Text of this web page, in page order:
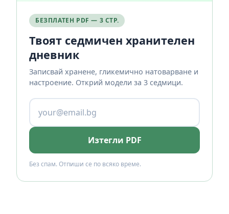
БЕЗПЛАТЕН PDF — 3 СТР.
Твоят седмичен хранителен
дневник
Записвай хранене, гликемично натоварване и
настроение. Открий модели за 3 седмици.
Изтегли PDF
Без спам. Отпиши се по всяко време.